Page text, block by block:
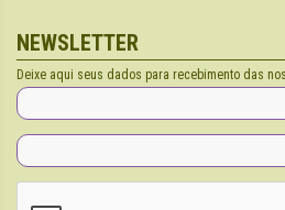
NEWSLETTER
Deixe aqui seus dados para recebimento das